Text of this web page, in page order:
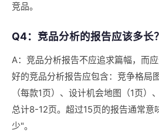
竞品。
Q4：竞品分析的报告应该多长？
A：竞品分析报告不应追求篇幅，而
好的竞品分析报告应包含：竞争格局
（每款1页）、设计机会地图（1页）
总计8-12页。超过15页的报告通常意
少"。